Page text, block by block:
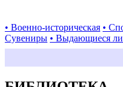
• Военно-историческая •
Сувениры • Выдающиеся